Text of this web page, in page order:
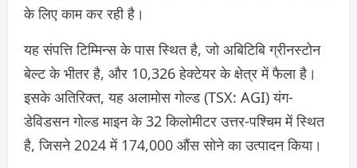
के लिए काम कर रही है।
यह संपत्ति टिम्मिन्स के पास स्थित है, जो अबिटिबि ग्रीनस्टोन
बेल्ट के भीतर है, और 10,326 हेक्टेयर के क्षेत्र में फैला है।
इसके अतिरिक्त, यह अलामोस गोल्ड (TSX: AGI) यंग-
डेविडसन गोल्ड माइन के 32 किलोमीटर उत्तर-पश्चिम में स्थित
है, जिसने 2024 में 174,000 औंस सोने का उत्पादन किया।